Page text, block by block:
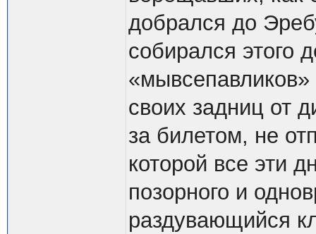
добрался до
собирался этого
своих задниц от
за билетом, не
которой все эти
позорного и
раздувающийся